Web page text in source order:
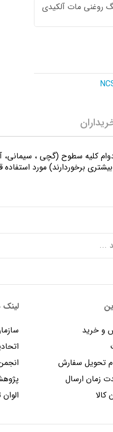
روغنی مات آلکیدی
کلیه سطوح (گچی ،
و خرید
تحویل سفارش
زمان ارسال
کالا